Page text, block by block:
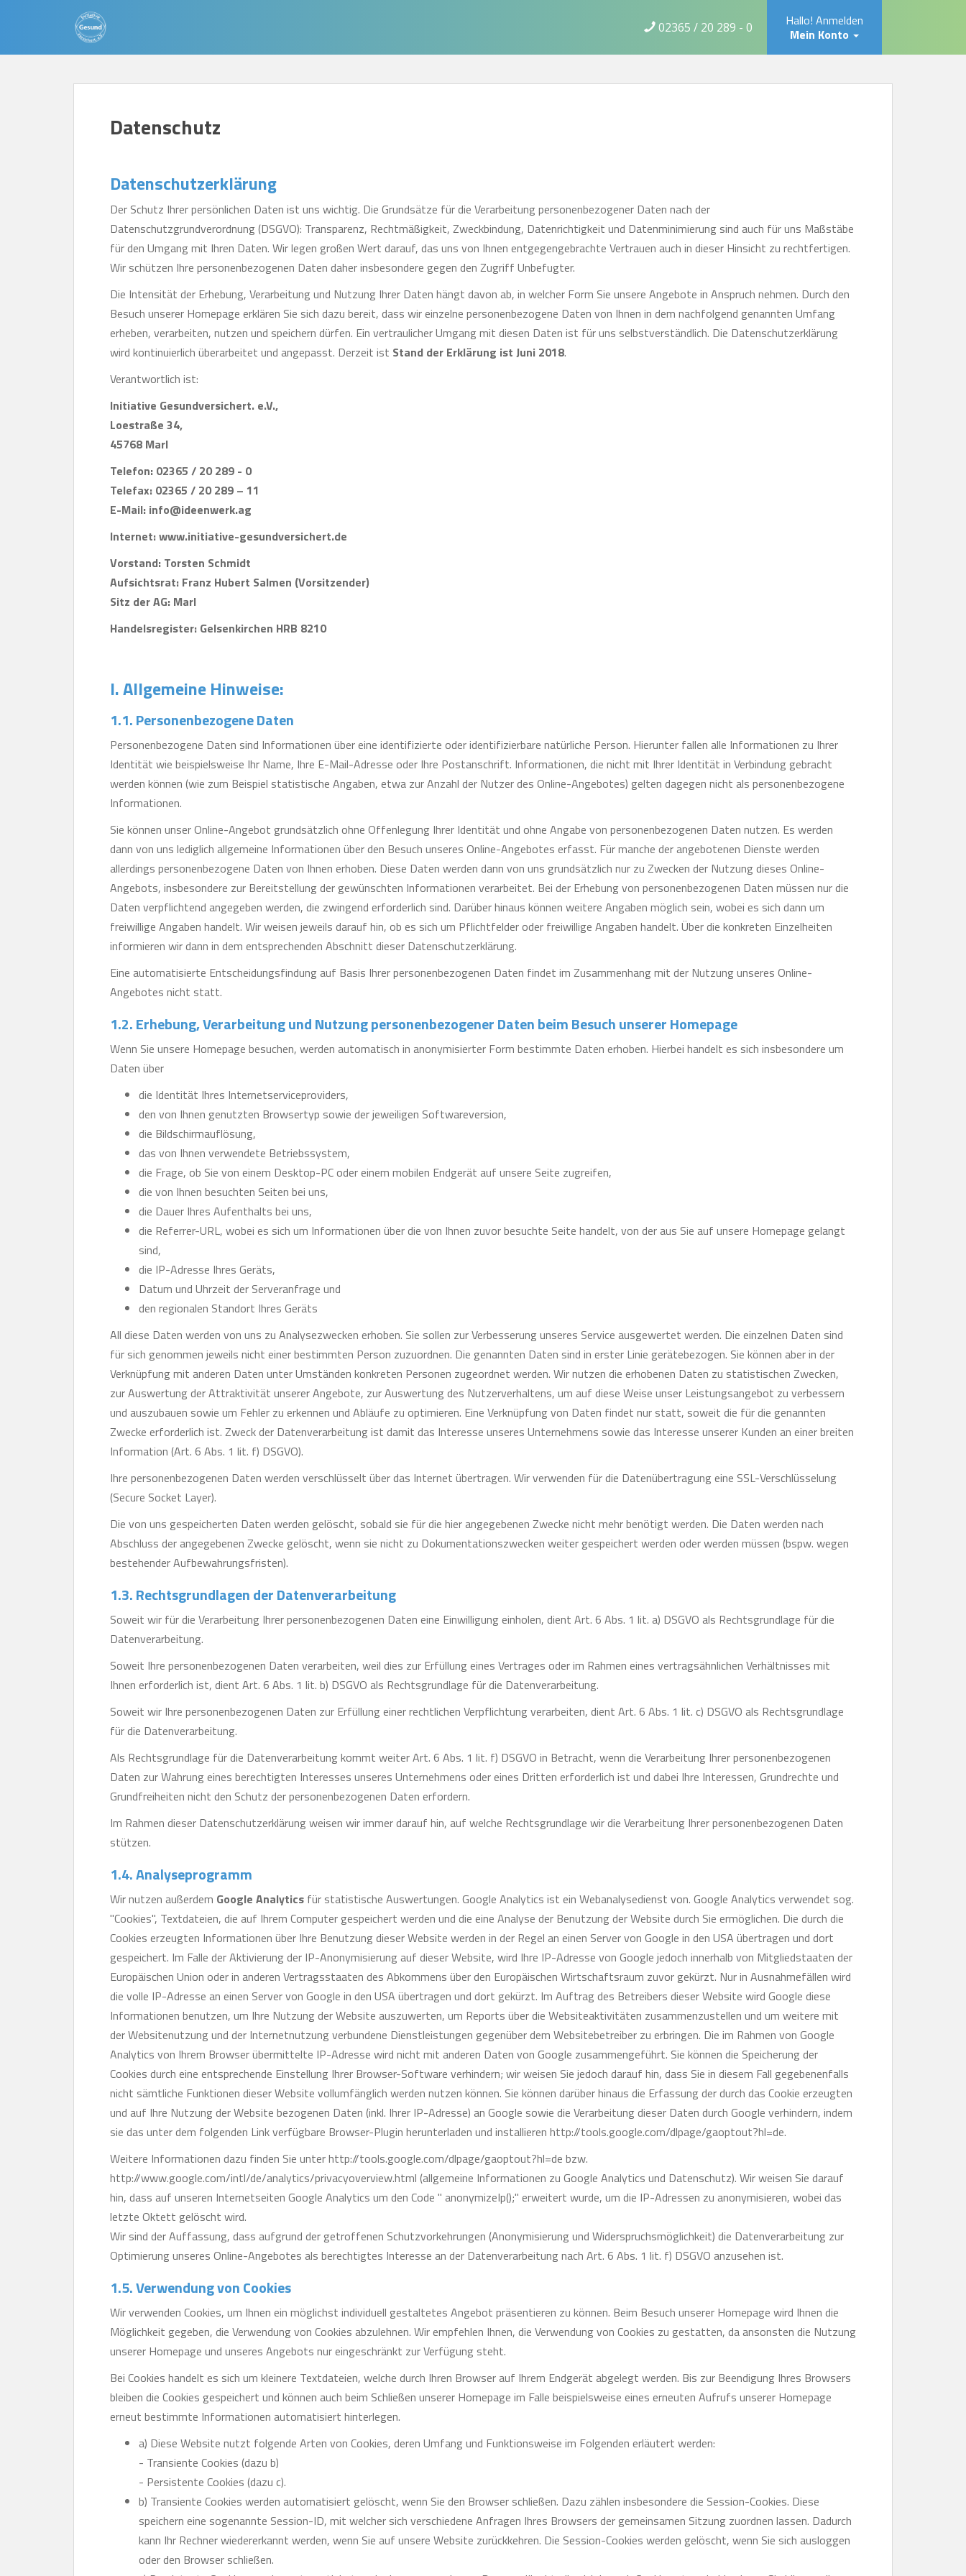
Hallo! Anmelden
Mein Konto
02365 / 20 289 - 0
Datenschutz
Datenschutzerklärung
Der Schutz Ihrer persönlichen Daten ist uns wichtig. Die Grundsätze für die Verarbeitung personenbezogener Daten nach der
Datenschutzgrundverordnung (DSGVO): Transparenz, Rechtmäßigkeit, Zweckbindung, Datenrichtigkeit und Datenminimierung sind auch für uns Maßstäbe
für den Umgang mit Ihren Daten. Wir legen großen Wert darauf, das uns von Ihnen entgegengebrachte Vertrauen auch in dieser Hinsicht zu rechtfertigen.
Wir schützen Ihre personenbezogenen Daten daher insbesondere gegen den Zugriff Unbefugter.
Die Intensität der Erhebung, Verarbeitung und Nutzung Ihrer Daten hängt davon ab, in welcher Form Sie unsere Angebote in Anspruch nehmen. Durch den
Besuch unserer Homepage erklären Sie sich dazu bereit, dass wir einzelne personenbezogene Daten von Ihnen in dem nachfolgend genannten Umfang
erheben, verarbeiten, nutzen und speichern dürfen. Ein vertraulicher Umgang mit diesen Daten ist für uns selbstverständlich. Die Datenschutzerklärung
wird kontinuierlich überarbeitet und angepasst. Derzeit ist Stand der Erklärung ist Juni 2018.
Verantwortlich ist:
Initiative Gesundversichert. e.V.,
Loestraße 34,
45768 Marl
Telefon: 02365 / 20 289 - 0
Telefax: 02365 / 20 289 – 11
E-Mail: info@ideenwerk.ag
Internet: www.initiative-gesundversichert.de
Vorstand: Torsten Schmidt
Aufsichtsrat: Franz Hubert Salmen (Vorsitzender)
Sitz der AG: Marl
Handelsregister: Gelsenkirchen HRB 8210
I. Allgemeine Hinweise:
1.1. Personenbezogene Daten
Personenbezogene Daten sind Informationen über eine identifizierte oder identifizierbare natürliche Person. Hierunter fallen alle Informationen zu Ihrer
Identität wie beispielsweise Ihr Name, Ihre E-Mail-Adresse oder Ihre Postanschrift. Informationen, die nicht mit Ihrer Identität in Verbindung gebracht
werden können (wie zum Beispiel statistische Angaben, etwa zur Anzahl der Nutzer des Online-Angebotes) gelten dagegen nicht als personenbezogene
Informationen.
Sie können unser Online-Angebot grundsätzlich ohne Offenlegung Ihrer Identität und ohne Angabe von personenbezogenen Daten nutzen. Es werden
dann von uns lediglich allgemeine Informationen über den Besuch unseres Online-Angebotes erfasst. Für manche der angebotenen Dienste werden
allerdings personenbezogene Daten von Ihnen erhoben. Diese Daten werden dann von uns grundsätzlich nur zu Zwecken der Nutzung dieses Online-
Angebots, insbesondere zur Bereitstellung der gewünschten Informationen verarbeitet. Bei der Erhebung von personenbezogenen Daten müssen nur die
Daten verpflichtend angegeben werden, die zwingend erforderlich sind. Darüber hinaus können weitere Angaben möglich sein, wobei es sich dann um
freiwillige Angaben handelt. Wir weisen jeweils darauf hin, ob es sich um Pflichtfelder oder freiwillige Angaben handelt. Über die konkreten Einzelheiten
informieren wir dann in dem entsprechenden Abschnitt dieser Datenschutzerklärung.
Eine automatisierte Entscheidungsfindung auf Basis Ihrer personenbezogenen Daten findet im Zusammenhang mit der Nutzung unseres Online-
Angebotes nicht statt.
1.2. Erhebung, Verarbeitung und Nutzung personenbezogener Daten beim Besuch unserer Homepage
Wenn Sie unsere Homepage besuchen, werden automatisch in anonymisierter Form bestimmte Daten erhoben. Hierbei handelt es sich insbesondere um
Daten über
die Identität Ihres Internetserviceproviders,
den von Ihnen genutzten Browsertyp sowie der jeweiligen Softwareversion,
die Bildschirmauflösung,
das von Ihnen verwendete Betriebssystem,
die Frage, ob Sie von einem Desktop-PC oder einem mobilen Endgerät auf unsere Seite zugreifen,
die von Ihnen besuchten Seiten bei uns,
die Dauer Ihres Aufenthalts bei uns,
die Referrer-URL, wobei es sich um Informationen über die von Ihnen zuvor besuchte Seite handelt, von der aus Sie auf unsere Homepage gelangt
sind,
die IP-Adresse Ihres Geräts,
Datum und Uhrzeit der Serveranfrage und
den regionalen Standort Ihres Geräts
All diese Daten werden von uns zu Analysezwecken erhoben. Sie sollen zur Verbesserung unseres Service ausgewertet werden. Die einzelnen Daten sind
für sich genommen jeweils nicht einer bestimmten Person zuzuordnen. Die genannten Daten sind in erster Linie gerätebezogen. Sie können aber in der
Verknüpfung mit anderen Daten unter Umständen konkreten Personen zugeordnet werden. Wir nutzen die erhobenen Daten zu statistischen Zwecken,
zur Auswertung der Attraktivität unserer Angebote, zur Auswertung des Nutzerverhaltens, um auf diese Weise unser Leistungsangebot zu verbessern
und auszubauen sowie um Fehler zu erkennen und Abläufe zu optimieren. Eine Verknüpfung von Daten findet nur statt, soweit die für die genannten
Zwecke erforderlich ist. Zweck der Datenverarbeitung ist damit das Interesse unseres Unternehmens sowie das Interesse unserer Kunden an einer breiten
Information (Art. 6 Abs. 1 lit. f) DSGVO).
Ihre personenbezogenen Daten werden verschlüsselt über das Internet übertragen. Wir verwenden für die Datenübertragung eine SSL-Verschlüsselung
(Secure Socket Layer).
Die von uns gespeicherten Daten werden gelöscht, sobald sie für die hier angegebenen Zwecke nicht mehr benötigt werden. Die Daten werden nach
Abschluss der angegebenen Zwecke gelöscht, wenn sie nicht zu Dokumentationszwecken weiter gespeichert werden oder werden müssen (bspw. wegen
bestehender Aufbewahrungsfristen).
1.3. Rechtsgrundlagen der Datenverarbeitung
Soweit wir für die Verarbeitung Ihrer personenbezogenen Daten eine Einwilligung einholen, dient Art. 6 Abs. 1 lit. a) DSGVO als Rechtsgrundlage für die
Datenverarbeitung.
Soweit Ihre personenbezogenen Daten verarbeiten, weil dies zur Erfüllung eines Vertrages oder im Rahmen eines vertragsähnlichen Verhältnisses mit
Ihnen erforderlich ist, dient Art. 6 Abs. 1 lit. b) DSGVO als Rechtsgrundlage für die Datenverarbeitung.
Soweit wir Ihre personenbezogenen Daten zur Erfüllung einer rechtlichen Verpflichtung verarbeiten, dient Art. 6 Abs. 1 lit. c) DSGVO als Rechtsgrundlage
für die Datenverarbeitung.
Als Rechtsgrundlage für die Datenverarbeitung kommt weiter Art. 6 Abs. 1 lit. f) DSGVO in Betracht, wenn die Verarbeitung Ihrer personenbezogenen
Daten zur Wahrung eines berechtigten Interesses unseres Unternehmens oder eines Dritten erforderlich ist und dabei Ihre Interessen, Grundrechte und
Grundfreiheiten nicht den Schutz der personenbezogenen Daten erfordern.
Im Rahmen dieser Datenschutzerklärung weisen wir immer darauf hin, auf welche Rechtsgrundlage wir die Verarbeitung Ihrer personenbezogenen Daten
stützen.
1.4. Analyseprogramm
Wir nutzen außerdem Google Analytics für statistische Auswertungen. Google Analytics ist ein Webanalysedienst von. Google Analytics verwendet sog.
"Cookies", Textdateien, die auf Ihrem Computer gespeichert werden und die eine Analyse der Benutzung der Website durch Sie ermöglichen. Die durch die
Cookies erzeugten Informationen über Ihre Benutzung dieser Website werden in der Regel an einen Server von Google in den USA übertragen und dort
gespeichert. Im Falle der Aktivierung der IP-Anonymisierung auf dieser Website, wird Ihre IP-Adresse von Google jedoch innerhalb von Mitgliedstaaten der
Europäischen Union oder in anderen Vertragsstaaten des Abkommens über den Europäischen Wirtschaftsraum zuvor gekürzt. Nur in Ausnahmefällen wird
die volle IP-Adresse an einen Server von Google in den USA übertragen und dort gekürzt. Im Auftrag des Betreibers dieser Website wird Google diese
Informationen benutzen, um Ihre Nutzung der Website auszuwerten, um Reports über die Websiteaktivitäten zusammenzustellen und um weitere mit
der Websitenutzung und der Internetnutzung verbundene Dienstleistungen gegenüber dem Websitebetreiber zu erbringen. Die im Rahmen von Google
Analytics von Ihrem Browser übermittelte IP-Adresse wird nicht mit anderen Daten von Google zusammengeführt. Sie können die Speicherung der
Cookies durch eine entsprechende Einstellung Ihrer Browser-Software verhindern; wir weisen Sie jedoch darauf hin, dass Sie in diesem Fall gegebenenfalls
nicht sämtliche Funktionen dieser Website vollumfänglich werden nutzen können. Sie können darüber hinaus die Erfassung der durch das Cookie erzeugten
und auf Ihre Nutzung der Website bezogenen Daten (inkl. Ihrer IP-Adresse) an Google sowie die Verarbeitung dieser Daten durch Google verhindern, indem
sie das unter dem folgenden Link verfügbare Browser-Plugin herunterladen und installieren http://tools.google.com/dlpage/gaoptout?hl=de.
Weitere Informationen dazu finden Sie unter http://tools.google.com/dlpage/gaoptout?hl=de bzw.
http://www.google.com/intl/de/analytics/privacyoverview.html (allgemeine Informationen zu Google Analytics und Datenschutz). Wir weisen Sie darauf
hin, dass auf unseren Internetseiten Google Analytics um den Code " anonymizeIp();" erweitert wurde, um die IP-Adressen zu anonymisieren, wobei das
letzte Oktett gelöscht wird.
Wir sind der Auffassung, dass aufgrund der getroffenen Schutzvorkehrungen (Anonymisierung und Widerspruchsmöglichkeit) die Datenverarbeitung zur
Optimierung unseres Online-Angebotes als berechtigtes Interesse an der Datenverarbeitung nach Art. 6 Abs. 1 lit. f) DSGVO anzusehen ist.
1.5. Verwendung von Cookies
Wir verwenden Cookies, um Ihnen ein möglichst individuell gestaltetes Angebot präsentieren zu können. Beim Besuch unserer Homepage wird Ihnen die
Möglichkeit gegeben, die Verwendung von Cookies abzulehnen. Wir empfehlen Ihnen, die Verwendung von Cookies zu gestatten, da ansonsten die Nutzung
unserer Homepage und unseres Angebots nur eingeschränkt zur Verfügung steht.
Bei Cookies handelt es sich um kleinere Textdateien, welche durch Ihren Browser auf Ihrem Endgerät abgelegt werden. Bis zur Beendigung Ihres Browsers
bleiben die Cookies gespeichert und können auch beim Schließen unserer Homepage im Falle beispielsweise eines erneuten Aufrufs unserer Homepage
erneut bestimmte Informationen automatisiert hinterlegen.
a) Diese Website nutzt folgende Arten von Cookies, deren Umfang und Funktionsweise im Folgenden erläutert werden:
- Transiente Cookies (dazu b)
- Persistente Cookies (dazu c).
b) Transiente Cookies werden automatisiert gelöscht, wenn Sie den Browser schließen. Dazu zählen insbesondere die Session-Cookies. Diese
speichern eine sogenannte Session-ID, mit welcher sich verschiedene Anfragen Ihres Browsers der gemeinsamen Sitzung zuordnen lassen. Dadurch
kann Ihr Rechner wiedererkannt werden, wenn Sie auf unsere Website zurückkehren. Die Session-Cookies werden gelöscht, wenn Sie sich ausloggen
oder den Browser schließen.